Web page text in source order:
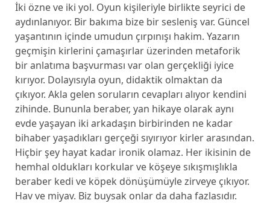
İki özne ve iki yol. Oyun kişileriyle birlikte seyrici de
aydınlanıyor. Bir bakıma bize bir sesleniş var. Güncel
yaşantının içinde umudun çırpınışı hakim. Yazarın
geçmişin kirlerini çamaşırlar üzerinden metaforik
bir anlatıma başvurması var olan gerçekliği iyice
kırıyor. Dolayısıyla oyun, didaktik olmaktan da
çıkıyor. Akla gelen soruların cevapları alıyor kendini
zihinde. Bununla beraber, yan hikaye olarak aynı
evde yaşayan iki arkadaşın birbirinden ne kadar
bihaber yaşadıkları gerçeği sıyırıyor kirler arasından.
Hiçbir şey hayat kadar ironik olamaz. Her ikisinin de
hemhal oldukları korkular ve köşeye sıkışmışlıkla
beraber kedi ve köpek dönüşümüyle zirveye çıkıyor.
Hav ve miyav. Biz buysak onlar da daha fazlasıdır.